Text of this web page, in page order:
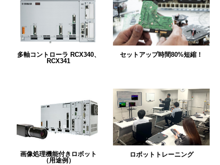
多軸コントローラ RCX340、
RCX341
セットアップ時間80%短縮！
画像処理機能付きロボット
（用途例）
ロボットトレーニング